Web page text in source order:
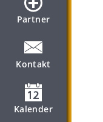
Partner
Kontakt
Kalender